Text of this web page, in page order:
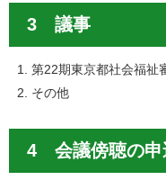
3 議事
第22期東京都社会福祉
その他
4 会議傍聴の申